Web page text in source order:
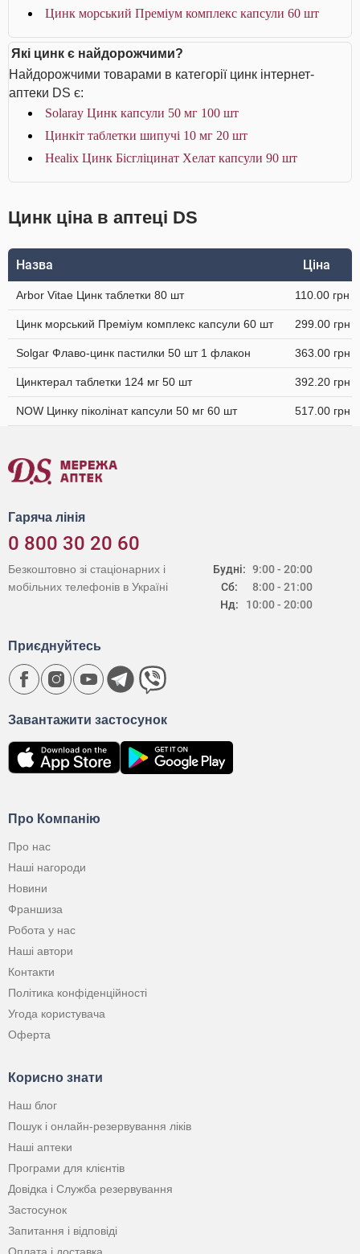
Цинк морський Преміум комплекс капсули 60 шт
Які цинк є найдорожчими?
Найдорожчими товарами в категорії цинк інтернет-
аптеки DS є:
Solaray Цинк капсули 50 мг 100 шт
Цинкіт таблетки шипучі 10 мг 20 шт
Healix Цинк Бісгліцинат Хелат капсули 90 шт
Цинк ціна в аптеці DS
Назва Ціна
Arbor Vitae Цинк таблетки 80 шт 110.00 грн
Цинк морський Преміум комплекс капсули 60 шт 299.00 грн
Solgar Флаво-цинк пастилки 50 шт 1 флакон 363.00 грн
Цинктерал таблетки 124 мг 50 шт 392.20 грн
NOW Цинку піколінат капсули 50 мг 60 шт 517.00 грн
Гаряча лінія
0 800 30 20 60
Будні:
Сб:
Нд:
9:00 - 20:00
8:00 - 21:00
10:00 - 20:00
Безкоштовно зі стаціонарних і
мобільних телефонів в Україні
Про Компанію
Про нас
Наші нагороди
Новини
Франшиза
Робота у нас
Наші автори
Контакти
Політика конфіденційності
Угода користувача
Оферта
Корисно знати
Наш блог
Пошук і онлайн-резервування ліків
Наші аптеки
Програми для клієнтів
Довідка і Служба резервування
Застосунок
Запитання і відповіді
Завантажити застосунок
Приєднуйтесь